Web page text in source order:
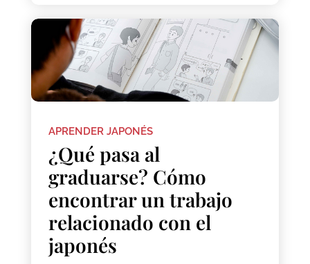
APRENDER JAPONÉS
¿Qué pasa al
graduarse? Cómo
encontrar un trabajo
relacionado con el
japonés